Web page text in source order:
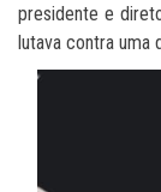
presidente e
lutava contra uma